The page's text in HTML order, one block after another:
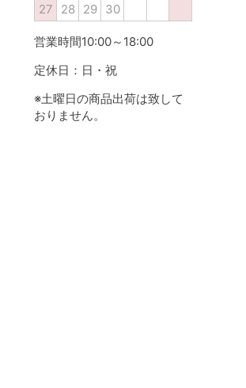
27
28 29 30
営業時間10:00～18:00
定休日：日・祝
※土曜日の商品出荷は致して
おりません。